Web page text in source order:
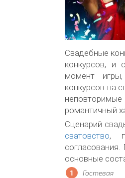
Свадебные
конкурсов, и
момент
конкурсов на
романтичный
Сценарий
сватовство,
основные
Гостевая